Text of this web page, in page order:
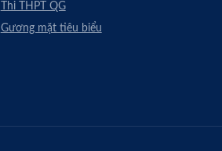
Thi THPT QG
Gương mặt tiêu biểu